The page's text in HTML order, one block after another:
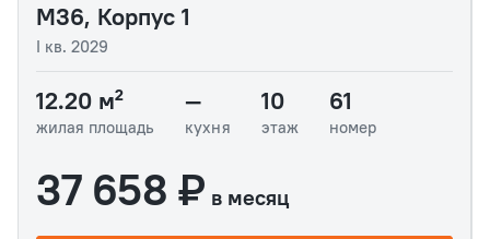
М36, Корпус 1
I кв. 2029
12.20 м²
жилая площадь
—
кухня
10
этаж
61
номер
37 658 ₽ в месяц